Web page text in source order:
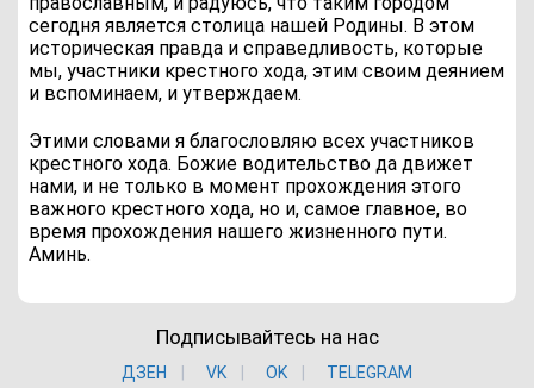
сегодня является столица нашей Родины. В этом
историческая правда и справедливость, которые
мы, участники крестного хода, этим своим деянием
и вспоминаем, и утверждаем.
Этими словами я благословляю всех участников
крестного хода. Божие водительство да движет
нами, и не только в момент прохождения этого
важного крестного хода, но и, самое главное, во
время прохождения нашего жизненного пути.
Аминь.
Подписывайтесь на нас
ДЗЕН VK ОK
TELEGRAM